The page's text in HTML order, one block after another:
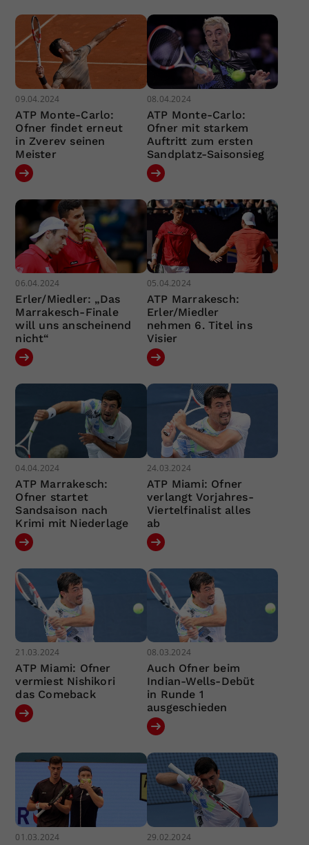
09.04.2024
ATP Monte-Carlo:
Ofner findet erneut
in Zverev seinen
Meister
08.04.2024
ATP Monte-Carlo:
Ofner mit starkem
Auftritt zum ersten
Sandplatz-Saisonsieg
06.04.2024
Erler/Miedler: „Das
Marrakesch-Finale
will uns anscheinend
nicht“
05.04.2024
ATP Marrakesch:
Erler/Miedler
nehmen 6. Titel ins
Visier
04.04.2024
ATP Marrakesch:
Ofner startet
Sandsaison nach
Krimi mit Niederlage
24.03.2024
ATP Miami: Ofner
verlangt Vorjahres-
Viertelfinalist alles
ab
21.03.2024
ATP Miami: Ofner
vermiest Nishikori
das Comeback
08.03.2024
Auch Ofner beim
Indian-Wells-Debüt
in Runde 1
ausgeschieden
01.03.2024 29.02.2024